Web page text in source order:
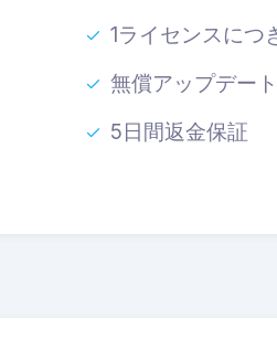
1ライセンスにつ
無償アップデート
5日間返金保証